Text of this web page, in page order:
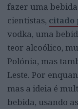
fazer uma
cientistas, citado
vodka, uma
teor alcoólico,
Polónia, mas
Leste. Por
mas a ideia é
bebida, usando